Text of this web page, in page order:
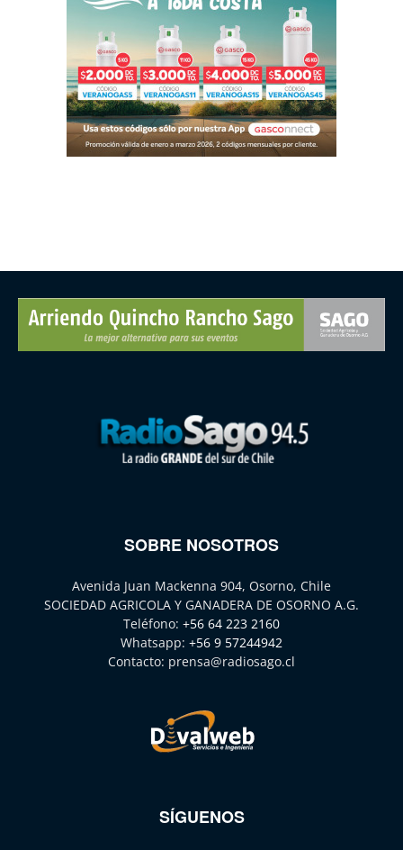
SOBRE NOSOTROS
Avenida Juan Mackenna 904, Osorno, Chile
SOCIEDAD AGRICOLA Y GANADERA DE OSORNO A.G.
Teléfono: +56 64 223 2160
Whatsapp: +56 9 57244942
Contacto: prensa@radiosago.cl
SÍGUENOS